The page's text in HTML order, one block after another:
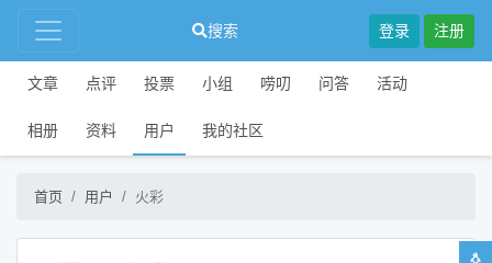
搜索 登录 注册
文章 点评 投票 小组 唠叨 问答 活动
相册 资料 用户 我的社区
首页 用户 火彩
🐧